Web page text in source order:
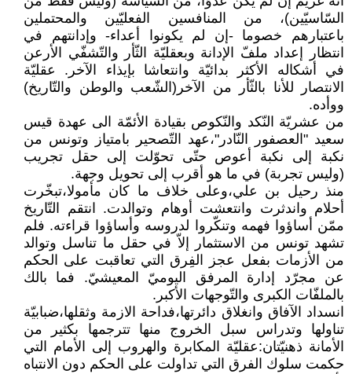
السّاسيّين)، من المنافسين الفعليّين والمحتملين
باعتبارهم خصوما -إن لم يكونوا أعداء- وإدانتهم في
انتظار إعداد ملفّ الإدانة وبعقليّة الثّأر والتّشفّي الأرعن
في أشكاله الأكثر بدائيّة وانتعاشا بإيذاء الآخر. عقليّة
الانتصار للأنا بالثّأر من الآخر(الشّعب والوطن والتّاريخ)
ووأده.
من عشريّة النّكد والنّكوص بقيادة الأئمّة الى عهدة قيس
سعيد "العصفور النّادر"،عهد التّصحير بامتياز وتونس من
نكبة إلى نكبة أعوص حتّى تحوّلت إلى حقل تجريب
(وليس تجربة) في ما هو أقرب إلى تحويل وجهة.
منذ رحيل بن علي،وعلى خلاف ما كان مأمولا،تبخّرت
أحلام واندثرت وانتعشت أوهام وتوالدت. انتقم التّاريخ
ممّن أساؤوا فهمه وتنكّروا لدروسه وأساؤوا قراءته. فلم
تشهد تونس من الاستثمار إلاّ في حقل ما تناسل وتوالد
من الأزمات بفعل عجز الفِرق التي تعاقبت على الحكم
عن مجرّد إدارة المرفق اليوميّ المعيشيّ. فما بالك
بالملفّات الكبرى والتّوجهات الأكبر.
انسداد الآفاق وانغلاق دائرتها،فداحة الازمة وثقلها،ضبابيّة
تناولها وتدراس سبل الخروج منها تترجمها بكثير من
الأمانة ذهنيّتان:عقليّة المكابرة والهروب إلى الأمام التي
حكمت سلوك الفرق التي تداولت على الحكم دون الانتباه